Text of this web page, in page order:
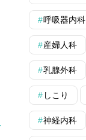
呼吸器内科
産婦人科
乳腺外科
しこり
神経内科